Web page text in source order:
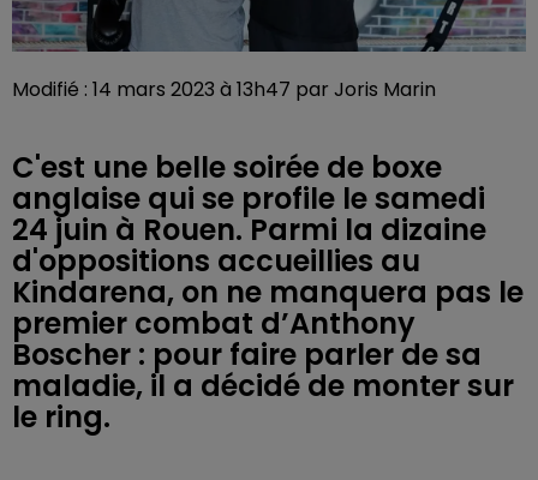
Modifié : 14 mars 2023 à 13h47 par Joris Marin
C'est une belle soirée de boxe
anglaise qui se profile le samedi
24 juin à Rouen. Parmi la dizaine
d'oppositions accueillies au
Kindarena, on ne manquera pas le
premier combat d’Anthony
Boscher : pour faire parler de sa
maladie, il a décidé de monter sur
le ring.